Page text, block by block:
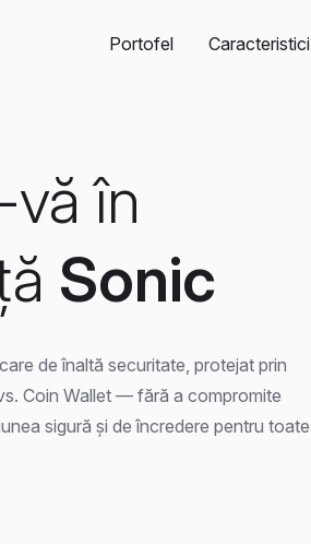
Portofel Caracteristici
în
Sonic
de înaltă securitate, protejat prin
Coin Wallet — fără a compromite
sigură și de încredere pentru toate